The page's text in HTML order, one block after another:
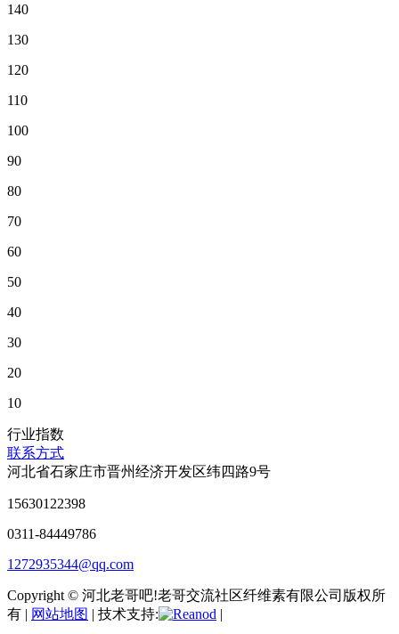
140
130
120
110
100
90
80
70
60
50
40
30
20
10
行业指数
联系方式
河北省石家庄市晋州经济开发区纬四路9号
15630122398
0311-84449786
1272935344@qq.com
Copyright © 河北老哥吧!老哥交流社区纤维素有限公司版权所
有 | 网站地图 | 技术支持: |